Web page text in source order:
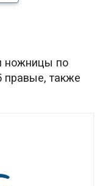
ножницы по
правые, также